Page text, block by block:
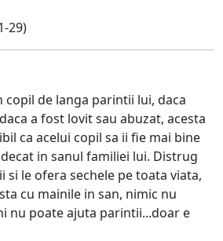
29)
copil de langa parintii lui, daca
a fost lovit sau abuzat, acesta
ca acelui copil sa ii fie mai bine
in sanul familiei lui. Distrug
si le ofera sechele pe toata viata,
cu mainile in san, nimic nu
nu poate ajuta parintii...doar e